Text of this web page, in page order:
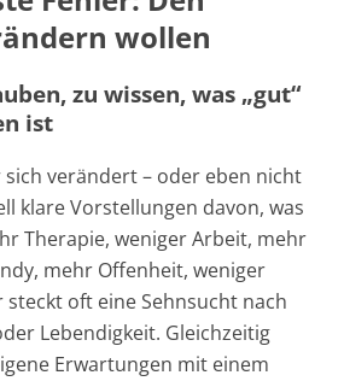
wollen
zu wissen, was „gut“
ist
verändert – oder eben nicht
klare Vorstellungen davon, was
Therapie, weniger Arbeit, mehr
mehr Offenheit, weniger
steckt oft eine Sehnsucht nach
Lebendigkeit. Gleichzeitig
Erwartungen mit einem